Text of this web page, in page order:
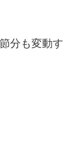
分も変動す